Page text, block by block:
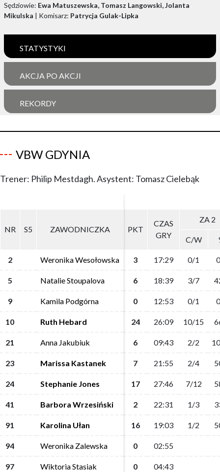
Sędziowie: Ewa Matuszewska, Tomasz Langowski, Jolanta
Mikulska | Komisarz: Patrycja Gulak-Lipka
STATYSTYKI
AKCJA PO AKCJI
REKORDY
VBW GDYNIA
Trener: Philip Mestdagh. Asystent: Tomasz Cielebąk
NR S5 ZAWODNICZKA PKT
CZAS
GRY
ZA 2
C/W
2 Weronika Wesołowska 3 17:29 0/1
5 Natalie Stoupalova 6 18:39 3/7
9 Kamila Podgórna 0 12:53 0/1
10 Ruth Hebard 24 26:09 10/15
21 Anna Jakubiuk 6 09:43 2/2
23 Marissa Kastanek 7 21:55 2/4
24 Stephanie Jones 17 27:46 7/12
41 Barbora Wrzesiński 2 22:31 1/3
91 Karolina Ułan 16 19:03 1/2
94 Weronika Zalewska 0 02:55
97 Wiktoria Stasiak 0 04:43
NR S5 ZAWODNICZKA PKT
CZAS
GRY
ZA 2
C/W
2 Weronika Wesołowska 3 17:29 0/1
5 Natalie Stoupalova 6 18:39 3/7
9 Kamila Podgórna 0 12:53 0/1
10 Ruth Hebard 24 26:09 10/15
21 Anna Jakubiuk 6 09:43 2/2
23 Marissa Kastanek 7 21:55 2/4
24 Stephanie Jones 17 27:46 7/12
41 Barbora Wrzesiński 2 22:31 1/3
91 Karolina Ułan 16 19:03 1/2
94 Weronika Zalewska 0 02:55
97 Wiktoria Stasiak 0 04:43